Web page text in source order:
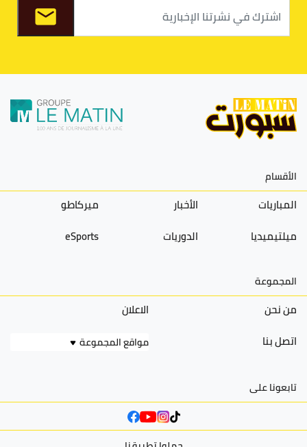
الأقسام
المباريات الأخبار
ميركاطو
ميلتيميديا
الدوريات eSports
المجموعة
من نحن
الاعلان
اتصل بنا
مواقع المجموعة
تابعونا على